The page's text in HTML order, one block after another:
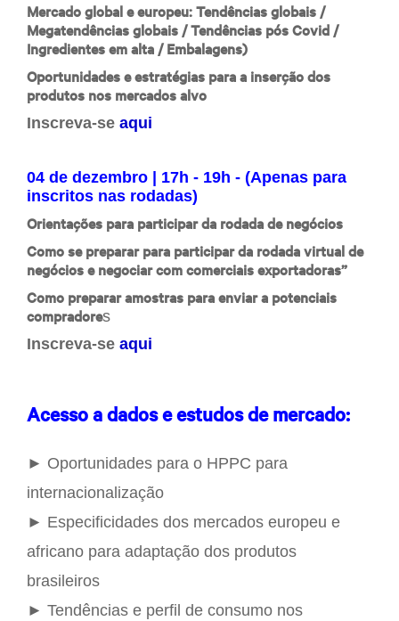
Mercado global e europeu: Tendências globais /
Megatendências globais / Tendências pós Covid /
Ingredientes em alta / Embalagens)
Oportunidades e estratégias para a inserção dos
produtos nos mercados alvo
Inscreva-se aqui
04 de dezembro | 17h - 19h - (Apenas para
inscritos nas rodadas)
Orientações para participar da rodada de negócios
Como se preparar para participar da rodada virtual de
negócios e negociar com comerciais exportadoras”
Como preparar amostras para enviar a potenciais
compradores
Inscreva-se aqui
Acesso a dados e estudos de mercado:
► Oportunidades para o HPPC para
internacionalização
► Especificidades dos mercados europeu e
africano para adaptação dos produtos
brasileiros
► Tendências e perfil de consumo nos